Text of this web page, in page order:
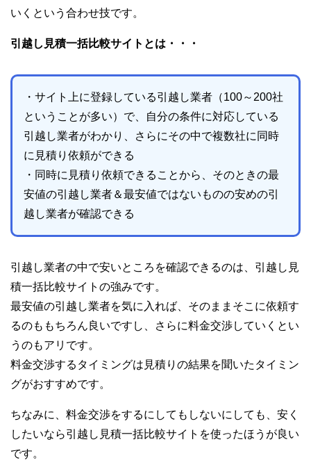
いくという合わせ技です。
引越し見積一括比較サイトとは・・・
・サイト上に登録している引越し業者（100～200社
ということが多い）で、自分の条件に対応している
引越し業者がわかり、さらにその中で複数社に同時
に見積り依頼ができる
・同時に見積り依頼できることから、そのときの最
安値の引越し業者＆最安値ではないものの安めの引
越し業者が確認できる
引越し業者の中で安いところを確認できるのは、引越し見
積一括比較サイトの強みです。
最安値の引越し業者を気に入れば、そのままそこに依頼す
るのももちろん良いですし、さらに料金交渉していくとい
うのもアリです。
料金交渉するタイミングは見積りの結果を聞いたタイミン
グがおすすめです。
ちなみに、料金交渉をするにしてもしないにしても、安く
したいなら引越し見積一括比較サイトを使ったほうが良い
です。